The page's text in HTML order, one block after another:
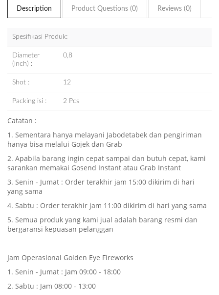
Description Product Questions (0) Reviews (0)
Spesifikasi Produk:
Diameter
(inch) :
0,8
Shot : 12
Packing isi : 2 Pcs
Catatan :
1. Sementara hanya melayani Jabodetabek dan pengiriman
hanya bisa melalui Gojek dan Grab
2. Apabila barang ingin cepat sampai dan butuh cepat, kami
sarankan memakai Gosend Instant atau Grab Instant
3. Senin - Jumat : Order terakhir jam 15:00 dikirim di hari
yang sama
4. Sabtu : Order terakhir jam 11:00 dikirim di hari yang sama
5. Semua produk yang kami jual adalah barang resmi dan
bergaransi kepuasan pelanggan
Jam Operasional Golden Eye Fireworks
1. Senin - Jumat : Jam 09:00 - 18:00
2. Sabtu : Jam 08:00 - 13:00